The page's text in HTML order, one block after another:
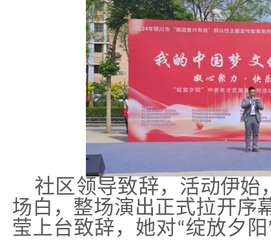
社区领导致辞， 活动伊始
场白，整场演出正式拉开序
莹上台致辞，她对“绽放夕阳